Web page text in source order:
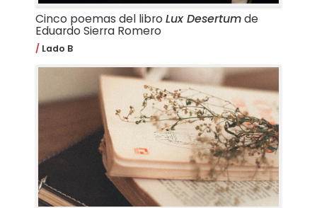
Cinco poemas del libro Lux Desertumde
Eduardo Sierra Romero
Lado B